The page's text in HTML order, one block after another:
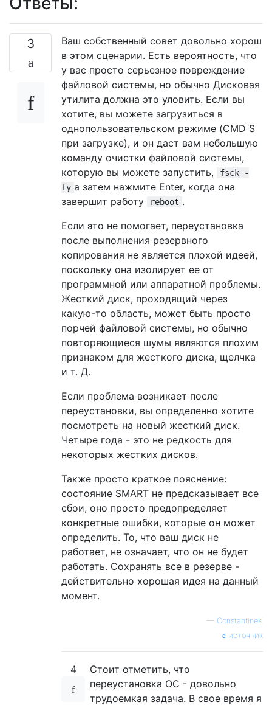
3
Ваш собственный совет довольно хорош
в этом сценарии. Есть вероятность, что
у вас просто серьезное повреждение
файловой системы, но обычно Дисковая
утилита должна это уловить. Если вы
хотите, вы можете загрузиться в
однопользовательском режиме (CMD S
при загрузке), и он даст вам небольшую
команду очистки файловой системы,
которую вы можете запустить,
fsck -
fy а затем нажмите Enter, когда она
завершит работу
reboot .
Если это не помогает, переустановка
после выполнения резервного
копирования не является плохой идеей,
поскольку она изолирует ее от
программной или аппаратной проблемы.
Жесткий диск, проходящий через
какую-то область, может быть просто
порчей файловой системы, но обычно
повторяющиеся шумы являются плохим
признаком для жесткого диска, щелчка
и т. Д.
Если проблема возникает после
переустановки, вы определенно хотите
посмотреть на новый жесткий диск.
Четыре года - это не редкость для
некоторых жестких дисков.
Также просто краткое пояснение:
состояние SMART не предсказывает все
сбои, оно просто предопределяет
конкретные ошибки, которые он может
определить. То, что ваш диск не
работает, не означает, что он не будет
работать. Сохранять все в резерве -
действительно хорошая идея на данный
момент.
— ConstantineK
источник
4
Стоит отметить, что
переустановка ОС - довольно
трудоемкая задача. В свое время я